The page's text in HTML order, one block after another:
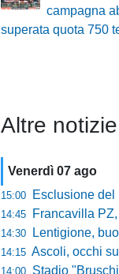
campagna
superata quota 750
Altre notizie
Venerdì 07 ago
15:00 Esclusione del Fasano
14:45 Francavilla PZ,
14:30 Lentigione, buon
14:15 Ascoli, occhi
14:00 Stadio "Bruschini",